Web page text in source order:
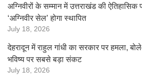
अग्निवीरों के सम्मान में उत्तराखंड की
‘अग्निवीर सेल’ होगा स्थापित
July 18, 2026
देहरादून में राहुल गांधी का सरकार पर हमला,
भविष्य पर सबसे बड़ा संकट
July 18, 2026